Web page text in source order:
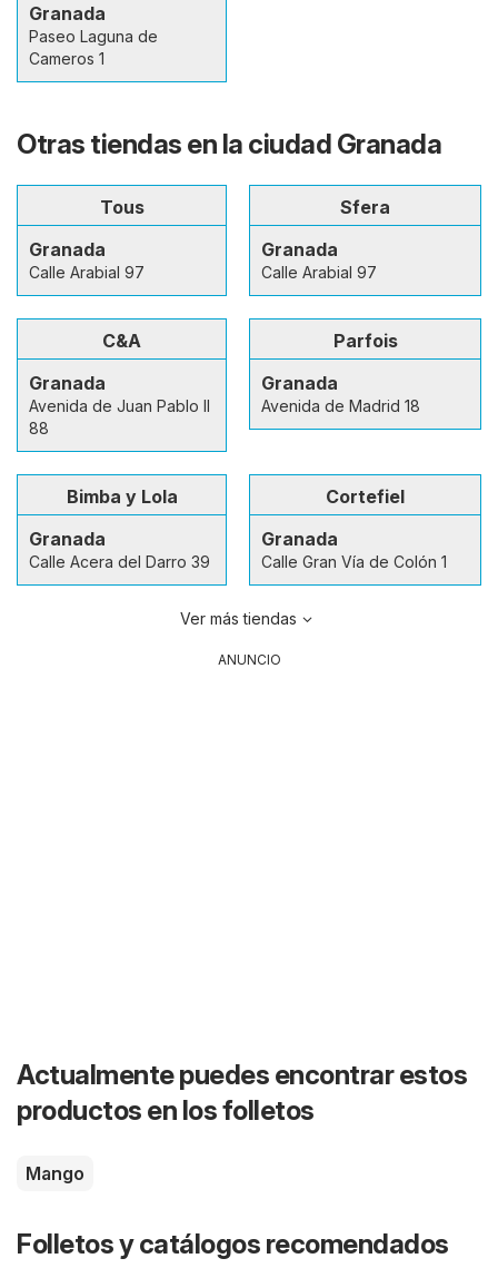
Granada
Paseo Laguna de
Cameros 1
Otras tiendas en la ciudad Granada
Tous
Granada
Calle Arabial 97
Sfera
Granada
Calle Arabial 97
C&A
Granada
Avenida de Juan Pablo II
88
Parfois
Granada
Avenida de Madrid 18
Bimba y Lola
Granada
Calle Acera del Darro 39
Cortefiel
Granada
Calle Gran Vía de Colón 1
Ver más tiendas
ANUNCIO
Actualmente puedes encontrar estos
productos en los folletos
Mango
Folletos y catálogos recomendados